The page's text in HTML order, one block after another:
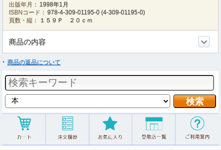
出版年月： 1998年1月
ISBNコード： 978-4-309-01195-0 (4-309-01195-0)
頁数・縦：
１５９Ｐ ２０ｃｍ
商品の内容
商品の返品について